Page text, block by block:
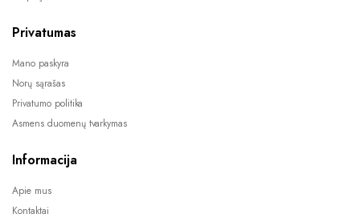
Privatumas
Mano paskyra
Norų sąrašas
Privatumo politika
Asmens duomenų tvarkymas
Informacija
Apie mus
Kontaktai